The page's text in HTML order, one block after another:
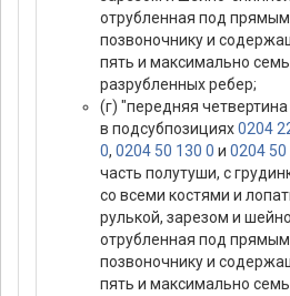
отрубленная под прямым
позвоночнику и
пять и максимально
разрубленных ребер;
(г) "передняя
в подсубпозициях0204
0, 0204 50 130 0 и 0204 50
часть полутуши, с
со всеми костями и
рулькой, зарезом и
отрубленная под прямым
позвоночнику и
пять и максимально